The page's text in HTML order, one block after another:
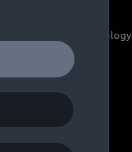
Driven by Technology
Driven by Golf
Audi Sport